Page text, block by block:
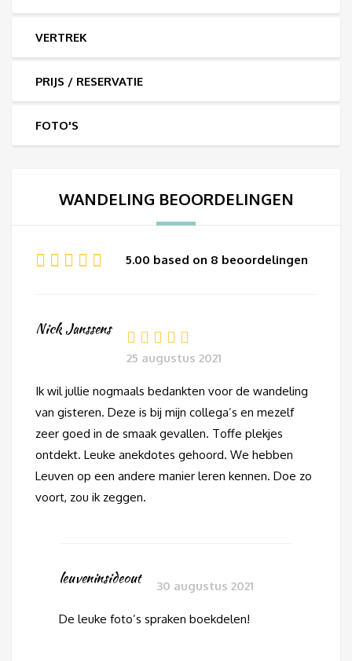
VERTREK
PRIJS / RESERVATIE
FOTO'S
WANDELING BEOORDELINGEN
5.00 based on 8 beoordelingen
Nick Janssens
25 augustus 2021
Ik wil jullie nogmaals bedankten voor de wandeling
van gisteren. Deze is bij mijn collega’s en mezelf
zeer goed in de smaak gevallen. Toffe plekjes
ontdekt. Leuke anekdotes gehoord. We hebben
Leuven op een andere manier leren kennen. Doe zo
voort, zou ik zeggen.
leuveninsideout 30 augustus 2021
De leuke foto’s spraken boekdelen!